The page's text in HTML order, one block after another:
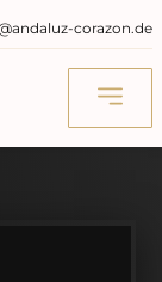
corazon.de